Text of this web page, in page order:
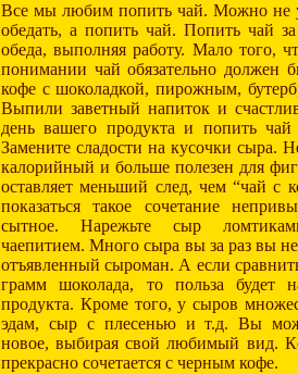
Все мы любим попить чай. Можно не
обедать, а попить чай. Попить чай
обеда, выполняя работу. Мало того,
понимании чай обязательно должен
кофе с шоколадкой, пирожным,
Выпили заветный напиток и
день вашего продукта и попить
Замените сладости на кусочки сыра.
калорийный и больше полезен для
оставляет меньший след, чем “чай с
показаться такое сочетание
сытное. Нарежьте сыр
чаепитием. Много сыра вы за раз вы
отъявленный сыроман. А если
грамм шоколада, то польза будет
продукта. Кроме того, у сыров
эдам, сыр с плесенью и т.д. Вы
новое, выбирая свой любимый вид.
прекрасно сочетается с черным кофе.